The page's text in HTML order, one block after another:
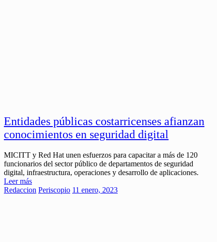
Entidades públicas costarricenses afianzan
conocimientos en seguridad digital
MICITT y Red Hat unen esfuerzos para capacitar a más de 120
funcionarios del sector público de departamentos de seguridad
digital, infraestructura, operaciones y desarrollo de aplicaciones.
Leer más
Redaccion Periscopio 11 enero, 2023